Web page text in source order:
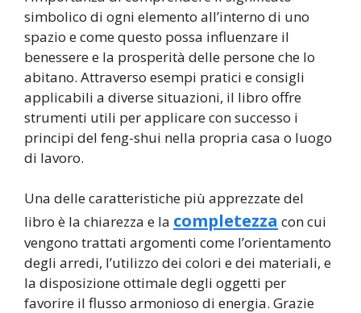
simbolico di ogni elemento all’interno di uno
spazio e come questo possa influenzare il
benessere e la prosperità delle persone che lo
abitano. Attraverso esempi pratici e consigli
applicabili a diverse situazioni, il libro offre
strumenti utili per applicare con successo i
principi del feng-shui nella propria casa o luogo
di lavoro.
Una delle caratteristiche più apprezzate del
libro è la chiarezza e la completezza con cui
vengono trattati argomenti come l’orientamento
degli arredi, l’utilizzo dei colori e dei materiali, e
la disposizione ottimale degli oggetti per
favorire il flusso armonioso di energia. Grazie